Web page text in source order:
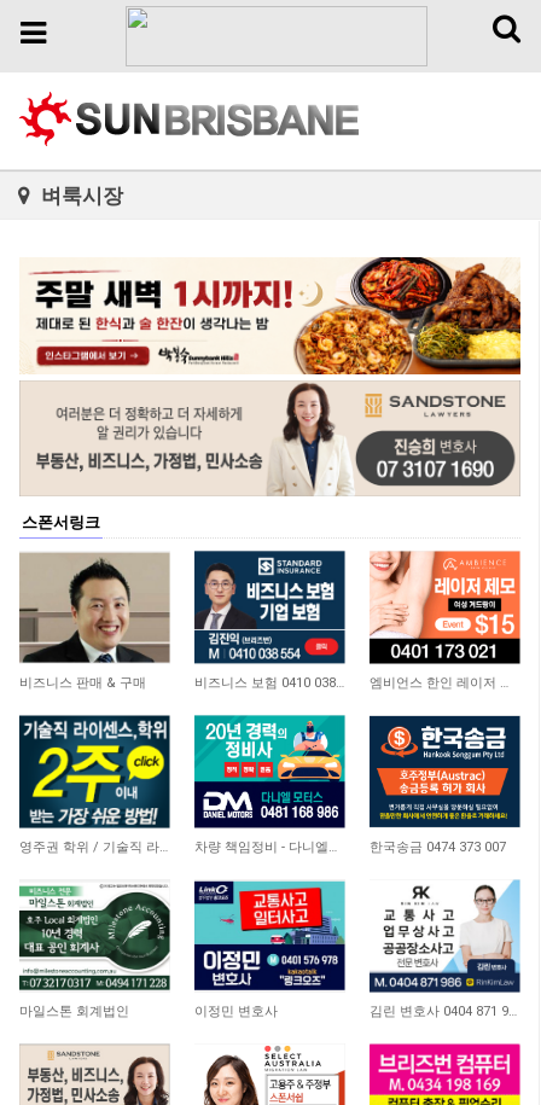
Toggle
Toggle
벼룩시장
스폰서링크
5,735
비즈니스 판매 & 구매 3,578 비즈니스 보험 0410 038 554 3,385 엠비언스 한인 레이저 클리닉
19,484 영주권 학위 / 기술직 라이센스 최소2주안에 받기! (요리, 페인팅, 용접, 차일드케어 등… 3,097 차량 책임정비 - 다니엘모터스 9,576
한국송금 0474 373 007
3,091
마일스톤 회계법인 8,211
이정민 변호사 8,731 김린 변호사 0404 871 986